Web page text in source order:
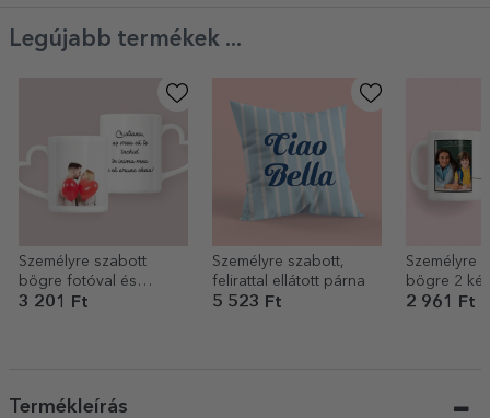
Legújabb termékek ...
Személyre szabott
bögre fotóval és
szöveggel – szív alakú
3 201 Ft
Személyre szabott,
felirattal ellátott párna
5 523 Ft
Személyre
bögre 2
szöveggel
2 961 Ft
Termékleírás